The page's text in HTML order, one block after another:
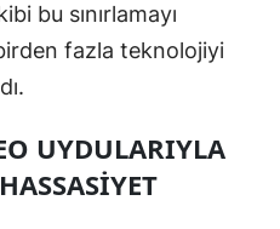
Trabzon
Uşak
bu sınırlamayı
fazla teknolojiyi
UYDULARIYLA